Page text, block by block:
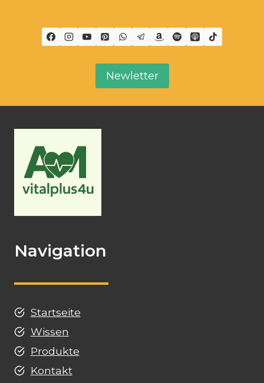
EINKLANG
Newletter
Navigation
Startseite
Wissen
Produkte
Kontakt